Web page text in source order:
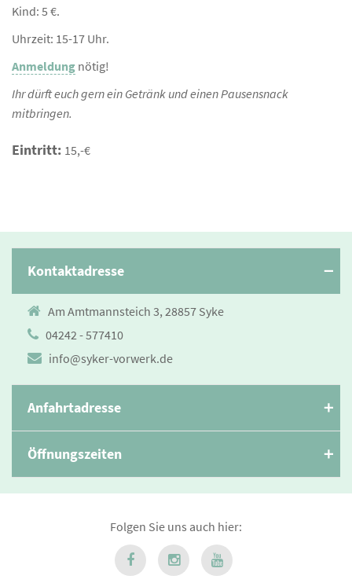
Kind: 5 €.
Uhrzeit: 15-17 Uhr.
Anmeldung nötig!
Ihr dürft euch gern ein Getränk und einen Pausensnack
mitbringen.
Eintritt: 15,-€
Kontaktadresse
Am Amtmannsteich 3, 28857 Syke
04242 - 577410
info@syker-vorwerk.de
Anfahrtadresse
Öffnungszeiten
Folgen Sie uns auch hier: